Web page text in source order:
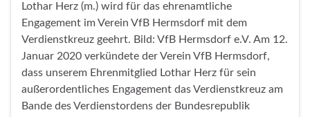
Lothar Herz (m.) wird für das ehrenamtliche
Engagement im Verein VfB Hermsdorf mit dem
Verdienstkreuz geehrt. Bild: VfB Hermsdorf e.V. Am 12.
Januar 2020 verkündete der Verein VfB Hermsdorf,
dass unserem Ehrenmitglied Lothar Herz für sein
außerordentliches Engagement das Verdienstkreuz am
Bande des Verdienstordens der Bundesrepublik